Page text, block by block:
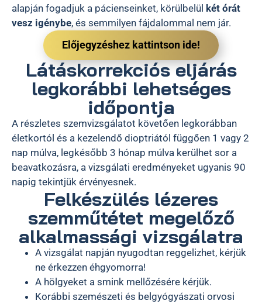
alapján fogadjuk a pácienseinket, körülbelül két órát
vesz igénybe, és semmilyen fájdalommal nem jár.
Előjegyzéshez kattintson ide!
Látáskorrekciós eljárás
legkorábbi lehetséges
időpontja
A részletes szemvizsgálatot követően legkorábban
életkortól és a kezelendő dioptriától függően 1 vagy 2
nap múlva, legkésőbb 3 hónap múlva kerülhet sor a
beavatkozásra, a vizsgálati eredményeket ugyanis 90
napig tekintjük érvényesnek.
Felkészülés lézeres
szemműtétet megelőző
alkalmassági vizsgálatra
A vizsgálat napján nyugodtan reggelizhet, kérjük
ne érkezzen éhgyomorra!
A hölgyeket a smink mellőzésére kérjük.
Korábbi szemészeti és belgyógyászati orvosi